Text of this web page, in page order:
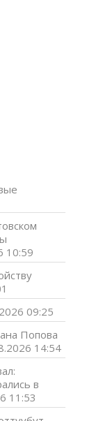
10:59
09:25
Попова
14:54
в
11:53